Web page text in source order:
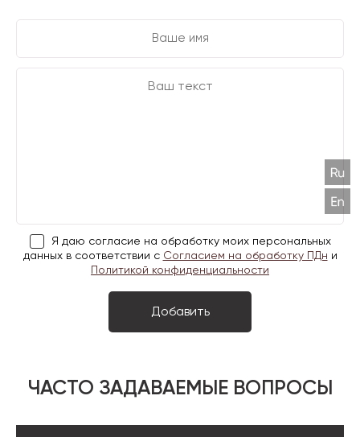
Я даю согласие на обработку моих персональных
данных в соответствии с Согласием на обработку ПДн и
Политикой конфиденциальности
ЧАСТО ЗАДАВАЕМЫЕ ВОПРОСЫ